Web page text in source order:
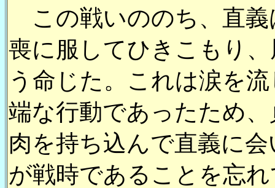
この戦いののち、直義
喪に服してひきこもり
う命じた。これは涙を
端な行動であったため
肉を持ち込んで直義に
が戦時であることを忘